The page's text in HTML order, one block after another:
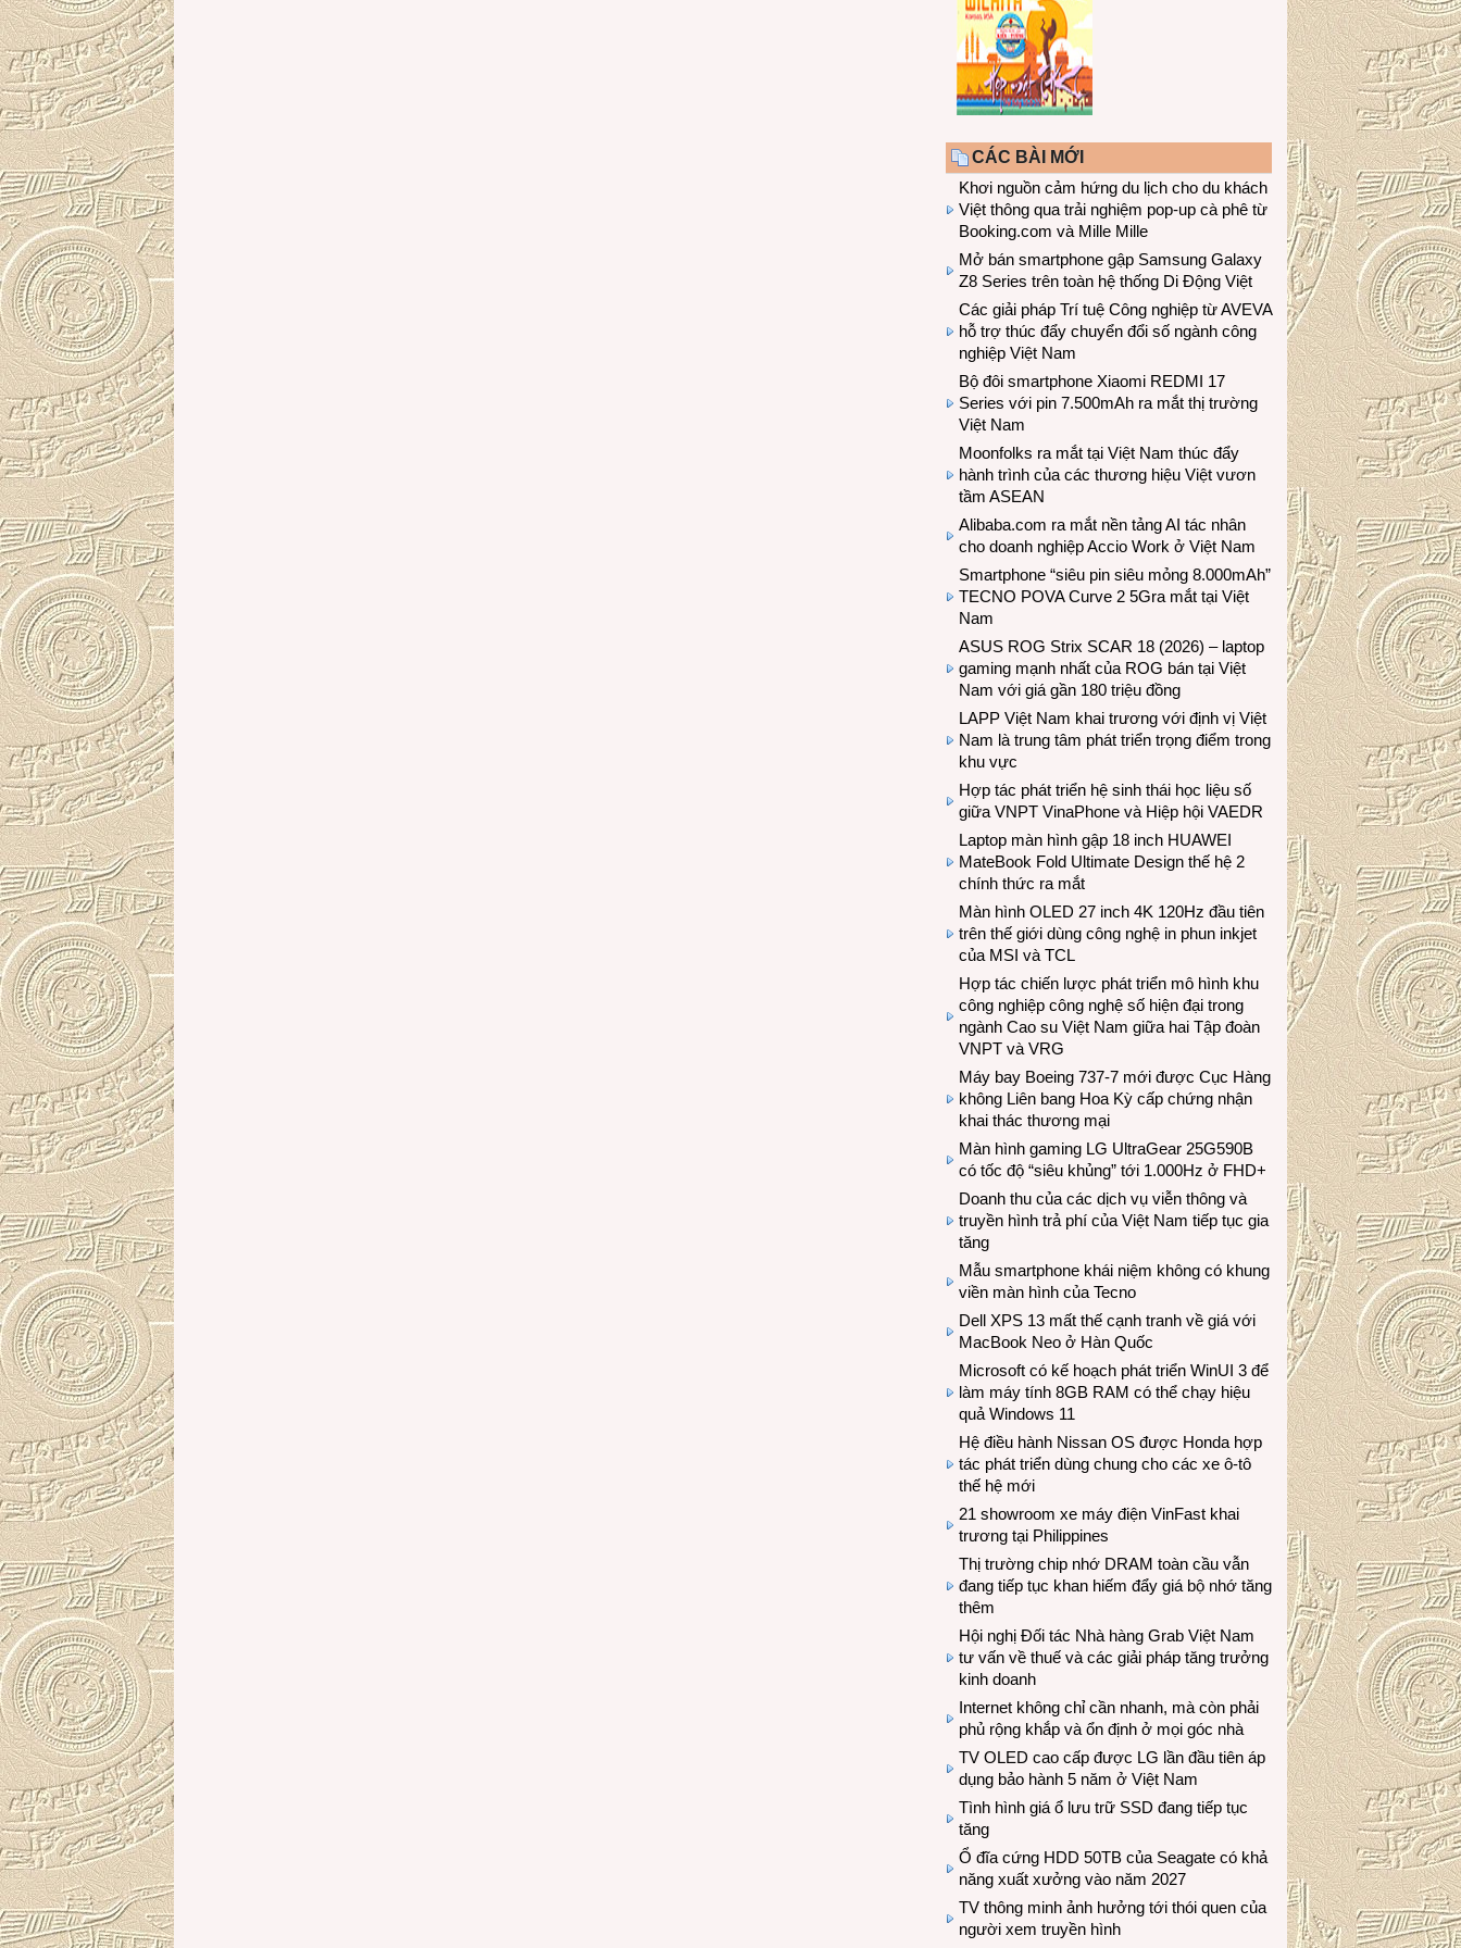
CÁC BÀI MỚI
Khơi nguồn cảm hứng du lịch cho du khách
Việt thông qua trải nghiệm pop-up cà phê từ
Booking.com và Mille Mille
Mở bán smartphone gập Samsung Galaxy
Z8 Series trên toàn hệ thống Di Động Việt
Các giải pháp Trí tuệ Công nghiệp từ AVEVA
hỗ trợ thúc đẩy chuyển đổi số ngành công
nghiệp Việt Nam
Bộ đôi smartphone Xiaomi REDMI 17
Series với pin 7.500mAh ra mắt thị trường
Việt Nam
Moonfolks ra mắt tại Việt Nam thúc đẩy
hành trình của các thương hiệu Việt vươn
tầm ASEAN
Alibaba.com ra mắt nền tảng AI tác nhân
cho doanh nghiệp Accio Work ở Việt Nam
Smartphone “siêu pin siêu mỏng 8.000mAh”
TECNO POVA Curve 2 5Gra mắt tại Việt
Nam
ASUS ROG Strix SCAR 18 (2026) – laptop
gaming mạnh nhất của ROG bán tại Việt
Nam với giá gần 180 triệu đồng
LAPP Việt Nam khai trương với định vị Việt
Nam là trung tâm phát triển trọng điểm trong
khu vực
Hợp tác phát triển hệ sinh thái học liệu số
giữa VNPT VinaPhone và Hiệp hội VAEDR
Laptop màn hình gập 18 inch HUAWEI
MateBook Fold Ultimate Design thế hệ 2
chính thức ra mắt
Màn hình OLED 27 inch 4K 120Hz đầu tiên
trên thế giới dùng công nghệ in phun inkjet
của MSI và TCL
Hợp tác chiến lược phát triển mô hình khu
công nghiệp công nghệ số hiện đại trong
ngành Cao su Việt Nam giữa hai Tập đoàn
VNPT và VRG
Máy bay Boeing 737-7 mới được Cục Hàng
không Liên bang Hoa Kỳ cấp chứng nhận
khai thác thương mại
Màn hình gaming LG UltraGear 25G590B
có tốc độ “siêu khủng” tới 1.000Hz ở FHD+
Doanh thu của các dịch vụ viễn thông và
truyền hình trả phí của Việt Nam tiếp tục gia
tăng
Mẫu smartphone khái niệm không có khung
viền màn hình của Tecno
Dell XPS 13 mất thế cạnh tranh về giá với
MacBook Neo ở Hàn Quốc
Microsoft có kế hoạch phát triển WinUI 3 để
làm máy tính 8GB RAM có thể chạy hiệu
quả Windows 11
Hệ điều hành Nissan OS được Honda hợp
tác phát triển dùng chung cho các xe ô-tô
thế hệ mới
21 showroom xe máy điện VinFast khai
trương tại Philippines
Thị trường chip nhớ DRAM toàn cầu vẫn
đang tiếp tục khan hiếm đẩy giá bộ nhớ tăng
thêm
Hội nghị Đối tác Nhà hàng Grab Việt Nam
tư vấn về thuế và các giải pháp tăng trưởng
kinh doanh
Internet không chỉ cần nhanh, mà còn phải
phủ rộng khắp và ổn định ở mọi góc nhà
TV OLED cao cấp được LG lần đầu tiên áp
dụng bảo hành 5 năm ở Việt Nam
Tình hình giá ổ lưu trữ SSD đang tiếp tục
tăng
Ổ đĩa cứng HDD 50TB của Seagate có khả
năng xuất xưởng vào năm 2027
TV thông minh ảnh hưởng tới thói quen của
người xem truyền hình